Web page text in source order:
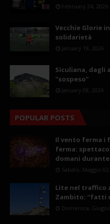
February 24, 2026
Vecchie Glorie
solidarietà
January 19, 2026
Siculiana, dagli
"sospeso"
January 08, 2026
POPULAR POSTS
Il vento ferma i
ferma:
domani durante
Sabato, Maggio
Lite nel traffico
Zambito: “fatti
Domenica,